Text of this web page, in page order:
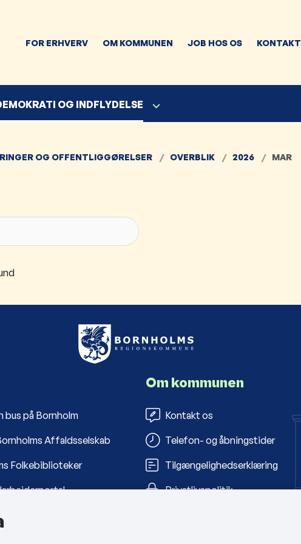
FOR ERHVERV OM KOMMUNEN JOB HOS OS KONTAKT
OG INDFLYDELSE
OG OFFENTLIGGØRELSER OVERBLIK 2026 MAR
bus på Bornholm
Affaldsselskab
Folkebiblioteker
Om kommunen
Kontakt os
Telefon- og åbningstider
Tilgængelighedserklæring
Privatlivspolitik